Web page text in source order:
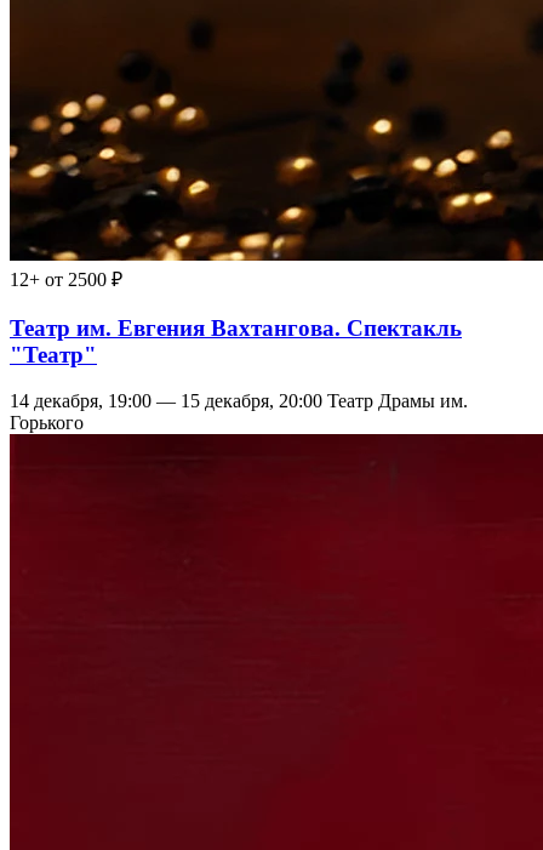
12+ от 2500 ₽
Театр им. Евгения Вахтангова. Спектакль
"Театр"
14 декабря, 19:00 — 15 декабря, 20:00 Театр Драмы им.
Горького